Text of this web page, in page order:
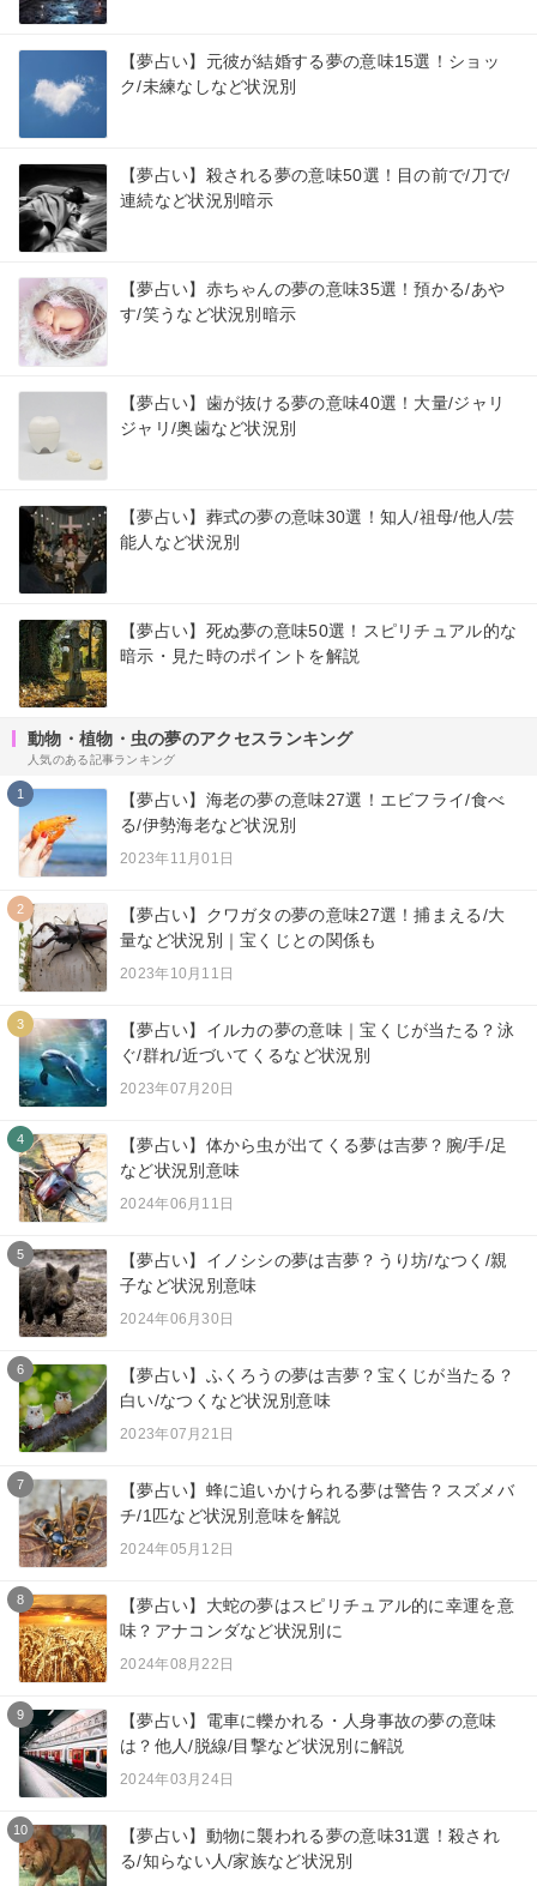
【夢占い】元彼が結婚する夢の意味15選！ショッ
ク/未練なしなど状況別
【夢占い】殺される夢の意味50選！目の前で/刀で/
連続など状況別暗示
【夢占い】赤ちゃんの夢の意味35選！預かる/あや
す/笑うなど状況別暗示
【夢占い】歯が抜ける夢の意味40選！大量/ジャリ
ジャリ/奥歯など状況別
【夢占い】葬式の夢の意味30選！知人/祖母/他人/芸
能人など状況別
【夢占い】死ぬ夢の意味50選！スピリチュアル的な
暗示・見た時のポイントを解説
動物・植物・虫の夢のアクセスランキング
人気のある記事ランキング
1
【夢占い】海老の夢の意味27選！エビフライ/食べ
る/伊勢海老など状況別
2023年11月01日
2
【夢占い】クワガタの夢の意味27選！捕まえる/大
量など状況別｜宝くじとの関係も
2023年10月11日
3
【夢占い】イルカの夢の意味｜宝くじが当たる？泳
ぐ/群れ/近づいてくるなど状況別
2023年07月20日
4
【夢占い】体から虫が出てくる夢は吉夢？腕/手/足
など状況別意味
2024年06月11日
5
【夢占い】イノシシの夢は吉夢？うり坊/なつく/親
子など状況別意味
2024年06月30日
6
【夢占い】ふくろうの夢は吉夢？宝くじが当たる？
白い/なつくなど状況別意味
2023年07月21日
7
【夢占い】蜂に追いかけられる夢は警告？スズメバ
チ/1匹など状況別意味を解説
2024年05月12日
8
【夢占い】大蛇の夢はスピリチュアル的に幸運を意
味？アナコンダなど状況別に
2024年08月22日
9
【夢占い】電車に轢かれる・人身事故の夢の意味
は？他人/脱線/目撃など状況別に解説
2024年03月24日
10
【夢占い】動物に襲われる夢の意味31選！殺され
る/知らない人/家族など状況別